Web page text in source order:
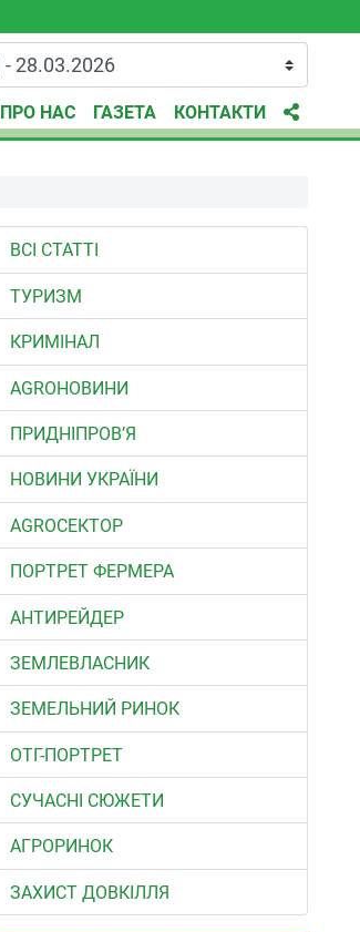
ПРО НАС ГАЗЕТА КОНТАКТИ
ВСІ СТАТТІ
ТУРИЗМ
КРИМІНАЛ
AGROНОВИНИ
ПРИДНІПРОВ’Я
НОВИНИ УКРАЇНИ
АGROСЕКТОР
ПОРТРЕТ ФЕРМЕРА
АНТИРЕЙДЕР
ЗЕМЛЕВЛАСНИК
ЗЕМЕЛЬНИЙ РИНОК
ОТГ-ПОРТРЕТ
СУЧАСНІ СЮЖЕТИ
АГРОРИНОК
ЗАХИСТ ДОВКІЛЛЯ